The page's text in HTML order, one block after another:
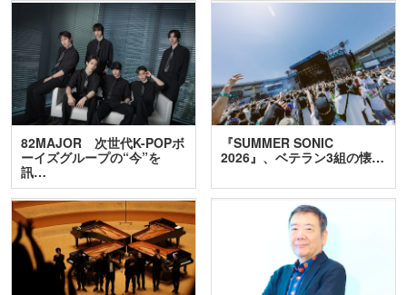
82MAJOR 次世代K-POPボ
ーイズグループの“今”を
訊…
『SUMMER SONIC
2026』、ベテラン3組の懐…